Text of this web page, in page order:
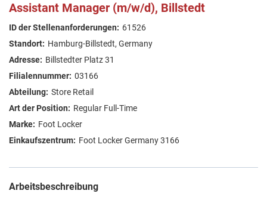
FAQ
ARBEIT SUCHEN
Assistant Manager (m/w/d), Billstedt
61526
Hamburg-Billstedt, Germany
Billstedter Platz 31
03166
Store Retail
Regular Full-Time
Foot Locker
Foot Locker Germany 3166
Arbeitsbeschreibung